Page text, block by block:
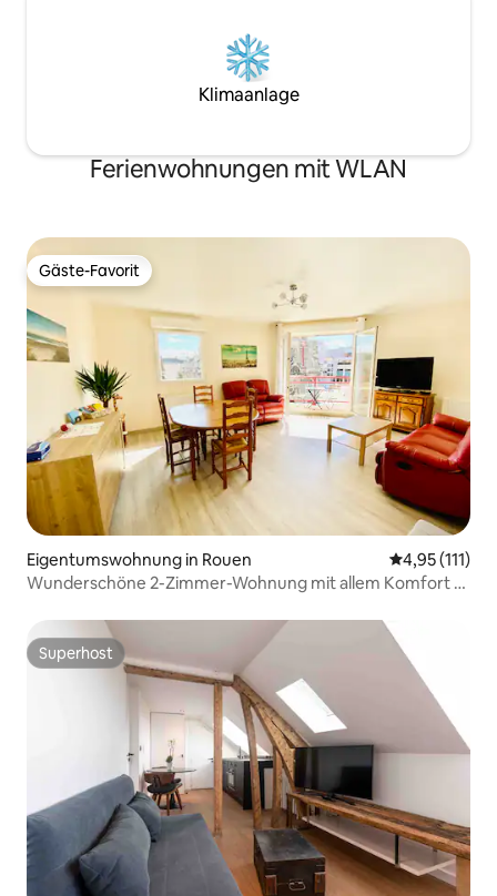
Klimaanlage
Ferienwohnungen mit WLAN
Gäste-Favorit
Gäste-Favorit
Eigentumswohnung in Rouen
4,95 (111)
Wunderschöne 2-Zimmer-Wohnung mit allem Komfort -
Superhost
Superhost